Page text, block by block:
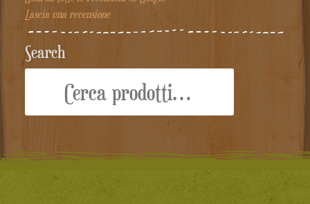
Lascia una recensione
Search